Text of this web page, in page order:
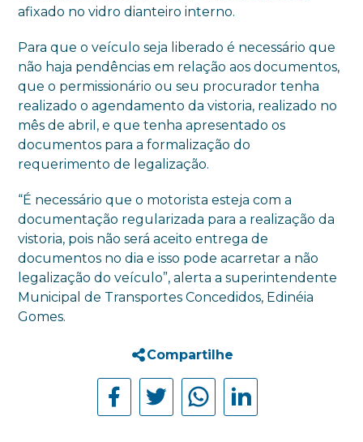
afixado no vidro dianteiro interno.
Para que o veículo seja liberado é necessário que
não haja pendências em relação aos documentos,
que o permissionário ou seu procurador tenha
realizado o agendamento da vistoria, realizado no
mês de abril, e que tenha apresentado os
documentos para a formalização do
requerimento de legalização.
“É necessário que o motorista esteja com a
documentação regularizada para a realização da
vistoria, pois não será aceito entrega de
documentos no dia e isso pode acarretar a não
legalização do veículo”, alerta a superintendente
Municipal de Transportes Concedidos, Edinéia
Gomes.
Compartilhe